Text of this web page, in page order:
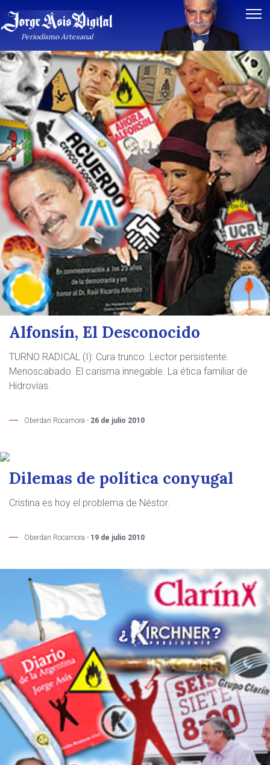
Periodismo Artesanal
Notas de Oberdan Rocamora
Alfonsín, El Desconocido
TURNO RADICAL (I): Cura trunco. Lector persistente.
Menoscabado. El carisma innegable. La ética familiar de
Hidrovías.
Oberdan Rocamora - 26 de julio 2010
Dilemas de política conyugal
Cristina es hoy el problema de Néstor.
Oberdan Rocamora - 19 de julio 2010